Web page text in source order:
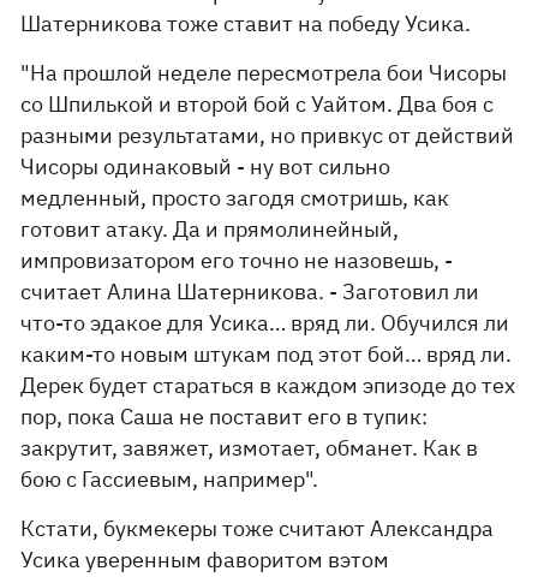
Шатерникова тоже ставит на победу Усика.
"На прошлой неделе пересмотрела бои Чисоры
со Шпилькой и второй бой с Уайтом. Два боя с
разными результатами, но привкус от действий
Чисоры одинаковый - ну вот сильно
медленный, просто загодя смотришь, как
готовит атаку. Да и прямолинейный,
импровизатором его точно не назовешь, -
считает Алина Шатерникова. - Заготовил ли
что-то эдакое для Усика… вряд ли. Обучился ли
каким-то новым штукам под этот бой… вряд ли.
Дерек будет стараться в каждом эпизоде до тех
пор, пока Саша не поставит его в тупик:
закрутит, завяжет, измотает, обманет. Как в
бою с Гассиевым, например".
Кстати, букмекеры тоже считают Александра
Усика уверенным фаворитом вэтом